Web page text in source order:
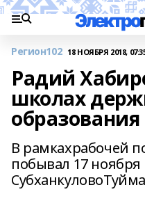
Регион102 18 НОЯБРЯ 2018,
Радий
школах
В рамкахрабочей
побывал 17 ноября